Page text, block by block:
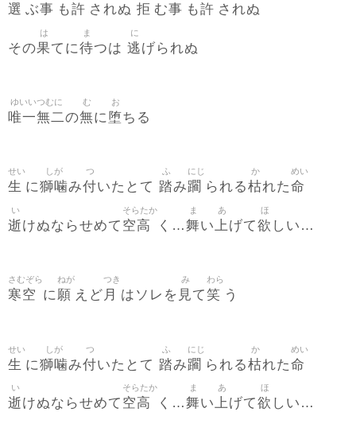
選 ぶ事 も許 されぬ 拒 む事 も許 されぬ
その果
は
てに待
ま
つは 逃
に
げられぬ
唯一無二
ゆいいつむに
の無
む
に堕
お
ちる
生
せい
に獅噛
しが
み付
つ
いたとて 踏
ふ
み躙
にじ
られる枯
か
れた命
めい
逝
い
けぬならせめて 空高
そらたか
く… 舞
ま
い上
あ
げて欲
ほ
しい…
寒空
さむぞら
に願
ねが
えど 月
つき
はソレを 見
み
て笑
わら
う
生
せい
に獅噛
しが
み付
つ
いたとて 踏
ふ
み躙
にじ
られる枯
か
れた命
めい
逝
い
けぬならせめて 空高
そらたか
く… 舞
ま
い上
あ
げて欲
ほ
しい…